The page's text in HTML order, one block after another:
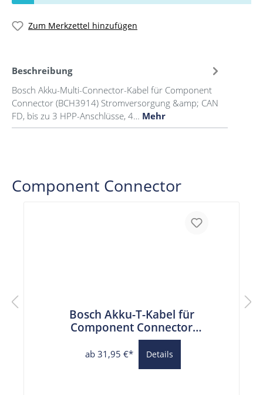
Zum Merkzettel hinzufügen
Beschreibung
Bosch Akku-Multi-Connector-Kabel für Component
Connector (BCH3914) Stromversorgung &amp; CAN
FD, bis zu 3 HPP-Anschlüsse, 4… Mehr
Component Connector
Bosch Akku-T-Kabel für
Component Connector
(BCH3912)
ab 31,95 €* Details